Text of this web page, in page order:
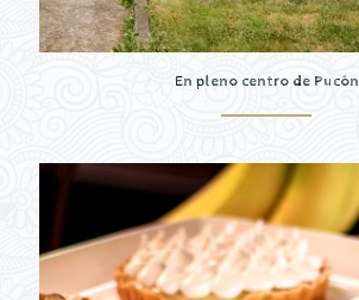
En pleno centro de Pucón